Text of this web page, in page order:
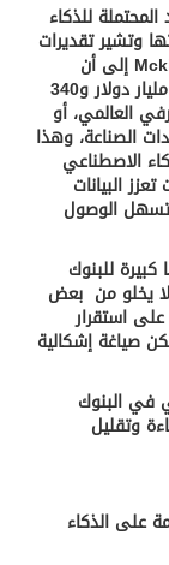
المحتملة للذكاء
وتشير تقديرات
إلى أن
الذكاء الاصطناعي يمكن أن يضيف ما بين 200 مليار دولار و340
العالمي، أو
الصناعة، وهذا
الاصطناعي
البيانات
الوصول
للبنوك
يخلو من بعض
على استقرار
صياغة إشكالية
في البنوك
وتقليل
على الذكاء